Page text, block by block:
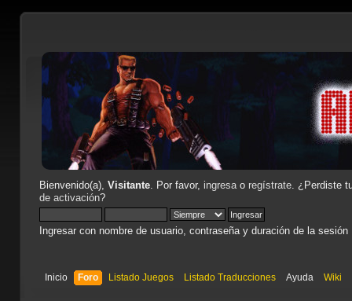
Bienvenido(a), Visitante. Por favor, ingresao regístrate. ¿Perdiste
de activación?
Ingresar con nombre de usuario, contraseña y duración de la sesión
Inicio Foro Listado Juegos Listado Traducciones Ayuda Wiki